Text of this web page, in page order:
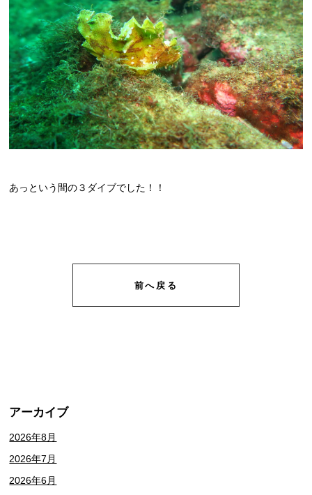
あっという間の３ダイブでした！！
前へ戻る
アーカイブ
2026年8月
2026年7月
2026年6月